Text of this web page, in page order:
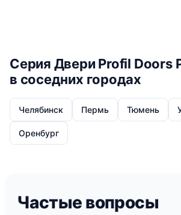
Серия Двери Profil Doors
в соседних городах
Челябинск Пермь Тюмень
Оренбург
Частые вопросы